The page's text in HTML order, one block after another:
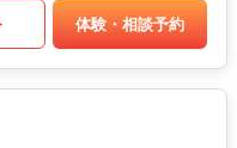
体験・相談予約